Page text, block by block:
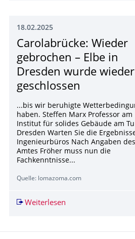
Uniklinik Dresden
18.02.2025
Carolabrücke: Wieder
gebrochen – Elbe in
Dresden wurde wieder
geschlossen
...bis wir beruhigte
haben. Steffen Marx Professor am
Institut für solides Gebäude am Tu
Dresden Warten Sie die
Ingenieurbüros Nach Angaben des
Amtes Fröher muss nun die
Fachkenntnisse...
Quelle: lomazoma.com
Weiterlesen